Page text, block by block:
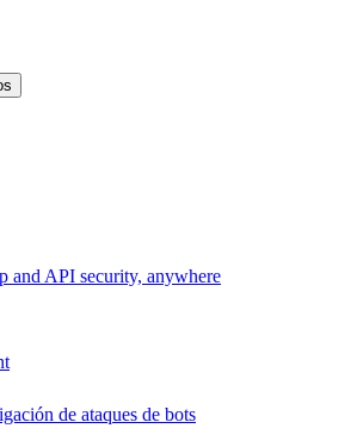
and API security, anywhere
de ataques de bots